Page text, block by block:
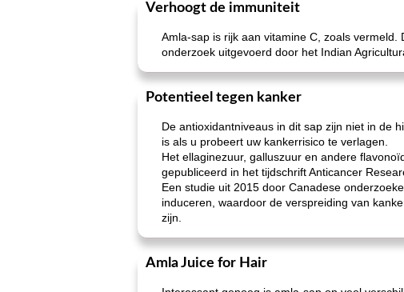
Verhoogt de immuniteit
Amla-sap is rijk aan vitamine C, zoals
onderzoek uitgevoerd door het Indian
Potentieel tegen kanker
De antioxidantniveaus in dit sap zijn niet in de
is als u probeert uw kankerrisico te verlagen.
Het ellaginezuur, galluszuur en andere
gepubliceerd in het tijdschrift Anticancer
Een studie uit 2015 door Canadese
induceren, waardoor de verspreiding van
zijn.
Amla Juice for Hair